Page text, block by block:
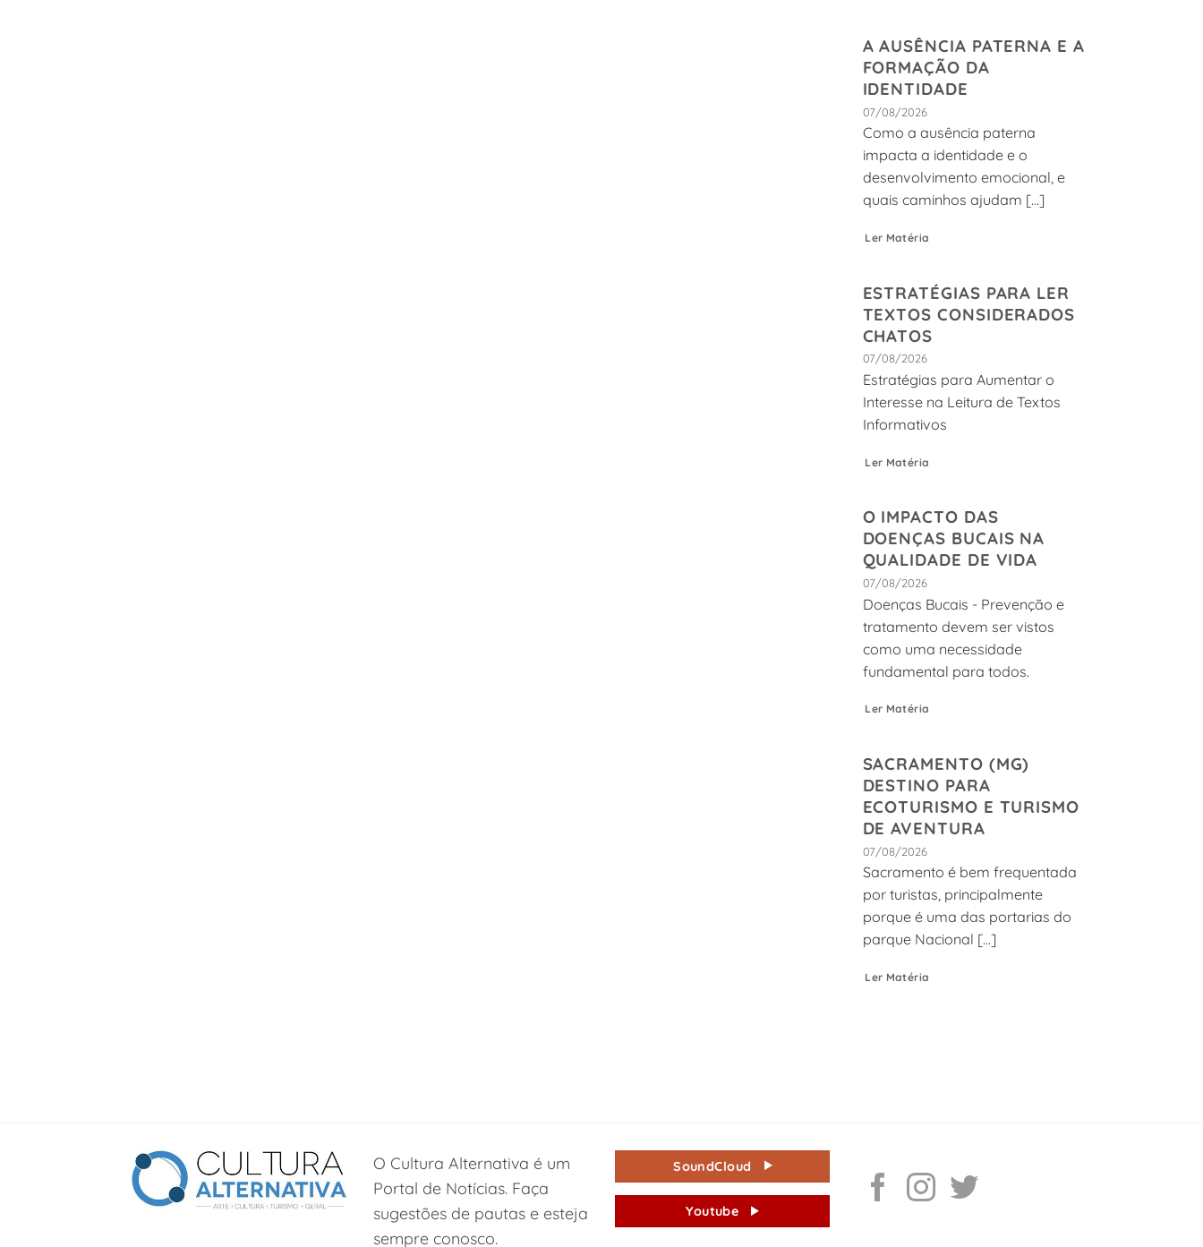
A AUSÊNCIA PATERNA E A
FORMAÇÃO DA
IDENTIDADE
07/08/2026
Como a ausência paterna
impacta a identidade e o
desenvolvimento emocional, e
quais caminhos ajudam [...]
Ler Matéria
ESTRATÉGIAS PARA LER
TEXTOS CONSIDERADOS
CHATOS
07/08/2026
Estratégias para Aumentar o
Interesse na Leitura de Textos
Informativos
Ler Matéria
O IMPACTO DAS
DOENÇAS BUCAIS NA
QUALIDADE DE VIDA
07/08/2026
Doenças Bucais - Prevenção e
tratamento devem ser vistos
como uma necessidade
fundamental para todos.
Ler Matéria
SACRAMENTO (MG)
DESTINO PARA
ECOTURISMO E TURISMO
DE AVENTURA
07/08/2026
Sacramento é bem frequentada
por turistas, principalmente
porque é uma das portarias do
parque Nacional [...]
Ler Matéria
O Cultura Alternativa é um
Portal de Notícias. Faça
sugestões de pautas e esteja
sempre conosco.
SoundCloud
Youtube